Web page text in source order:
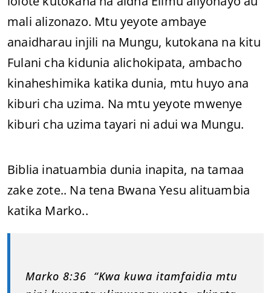
mali alizonazo. Mtu yeyote ambaye
anaidharau injili na Mungu, kutokana na kitu
Fulani cha kidunia alichokipata, ambacho
kinaheshimika katika dunia, mtu huyo ana
kiburi cha uzima. Na mtu yeyote mwenye
kiburi cha uzima tayari ni adui wa Mungu.
Biblia inatuambia dunia inapita, na tamaa
zake zote.. Na tena Bwana Yesu alituambia
katika Marko..
Marko 8:36 “Kwa kuwa itamfaidia mtu